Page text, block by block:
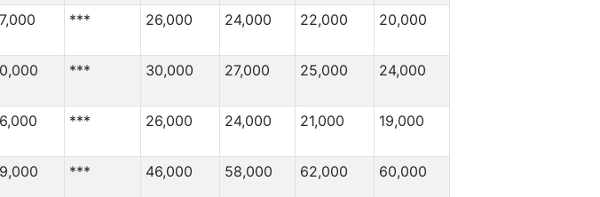
*** 26,000 24,000 22,000 20,000
*** 30,000 27,000 25,000 24,000
*** 26,000 24,000 21,000 19,000
*** 46,000 58,000 62,000 60,000